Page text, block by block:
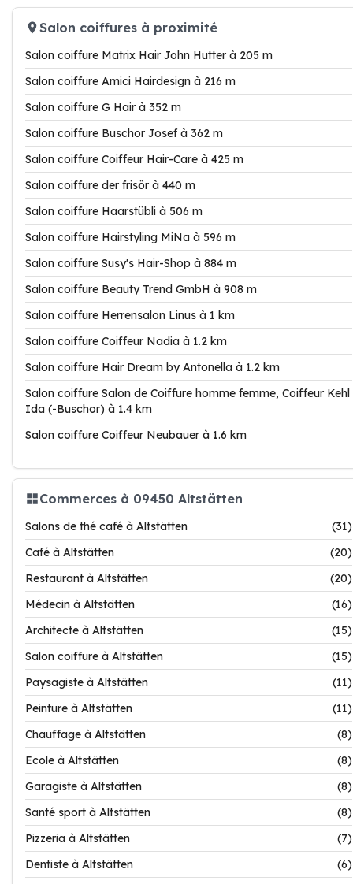
Salon coiffures à proximité
Salon coiffure Matrix Hair John Hutter à 205 m
Salon coiffure Amici Hairdesign à 216 m
Salon coiffure G Hair à 352 m
Salon coiffure Buschor Josef à 362 m
Salon coiffure Coiffeur Hair-Care à 425 m
Salon coiffure der frisör à 440 m
Salon coiffure Haarstübli à 506 m
Salon coiffure Hairstyling MiNa à 596 m
Salon coiffure Susy's Hair-Shop à 884 m
Salon coiffure Beauty Trend GmbH à 908 m
Salon coiffure Herrensalon Linus à 1 km
Salon coiffure Coiffeur Nadia à 1.2 km
Salon coiffure Hair Dream by Antonella à 1.2 km
Salon coiffure Salon de Coiffure homme femme, Coiffeur Kehl
Ida (-Buschor) à 1.4 km
Salon coiffure Coiffeur Neubauer à 1.6 km
Commerces à 09450 Altstätten
Salons de thé café à Altstätten
(31)
Café à Altstätten
(20)
Restaurant à Altstätten
(20)
Médecin à Altstätten
(16)
Architecte à Altstätten
(15)
Salon coiffure à Altstätten
(15)
Paysagiste à Altstätten
(11)
Peinture à Altstätten
(11)
Chauffage à Altstätten
(8)
Ecole à Altstätten
(8)
Garagiste à Altstätten
(8)
Santé sport à Altstätten
(8)
Pizzeria à Altstätten
(7)
Dentiste à Altstätten
(6)